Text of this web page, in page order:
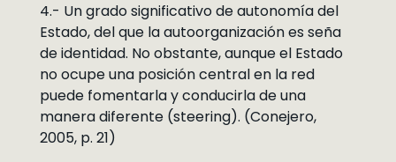
4.- Un grado significativo de autonomía del
Estado, del que la autoorganización es seña
de identidad. No obstante, aunque el Estado
no ocupe una posición central en la red
puede fomentarla y conducirla de una
manera diferente (steering). (Conejero,
2005, p. 21)